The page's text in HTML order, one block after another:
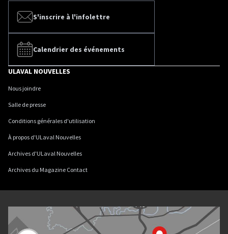
S'inscrire à l'infolettre
Calendrier des événements
ULAVAL NOUVELLES
Nous joindre
Salle de presse
Conditions générales d'utilisation
À propos d'ULaval Nouvelles
Archives d'ULaval Nouvelles
Archives du Magazine Contact